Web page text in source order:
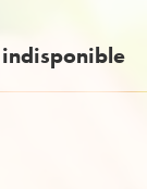
indisponible